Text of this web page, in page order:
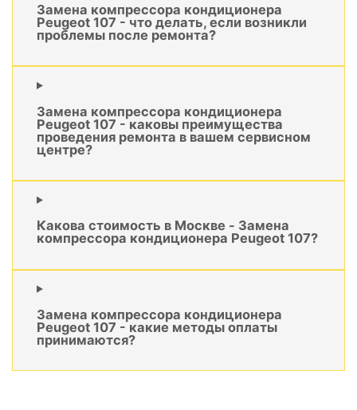
Замена компрессора кондиционера
Peugeot 107 - что делать, если возникли
проблемы после ремонта?
Замена компрессора кондиционера
Peugeot 107 - каковы преимущества
проведения ремонта в вашем сервисном
центре?
Какова стоимость в Москве - Замена
компрессора кондиционера Peugeot 107?
Замена компрессора кондиционера
Peugeot 107 - какие методы оплаты
принимаются?